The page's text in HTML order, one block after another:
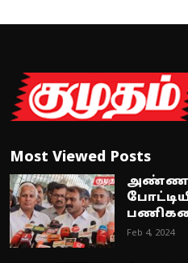
Most Viewed Posts
Feb 4, 2024